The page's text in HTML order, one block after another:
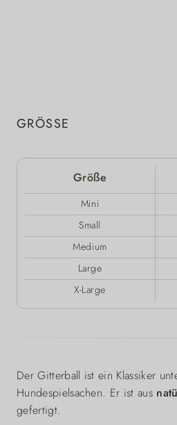
GRÖSSE
Größe
Mini
Small
Medium
Large
X-Large
Der Gitterball ist ein Klassiker
Hundespielsachen. Er ist aus
gefertigt.